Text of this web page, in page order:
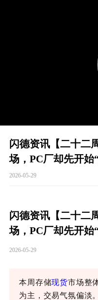
闪德资讯【二十二
场，PC厂却先开始
2026-05-29
闪德资讯【二十二
场，PC厂却先开始
2026-05-29
本周存储现货市场整
为主，交易气氛偏淡